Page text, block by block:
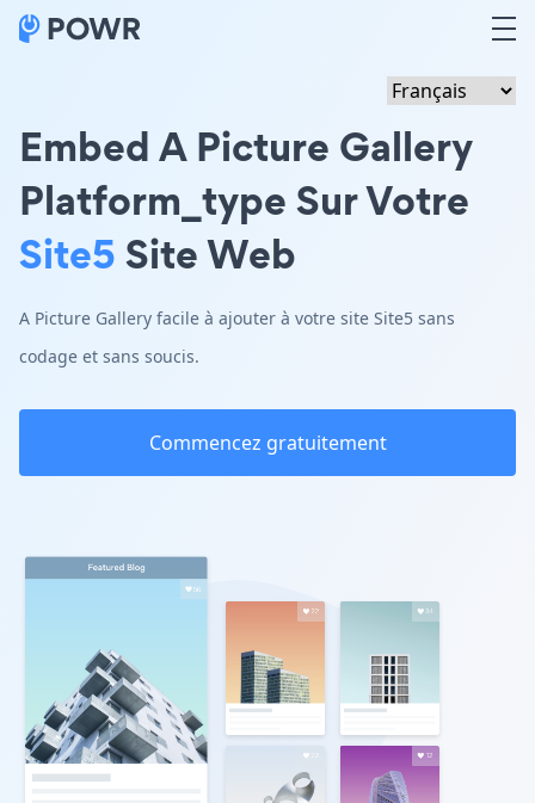
Embed A Picture Gallery
Platform_type Sur Votre
Site5Site Web
A Picture Gallery facile à ajouter à votre site Site5 sans
codage et sans soucis.
Commencez gratuitement